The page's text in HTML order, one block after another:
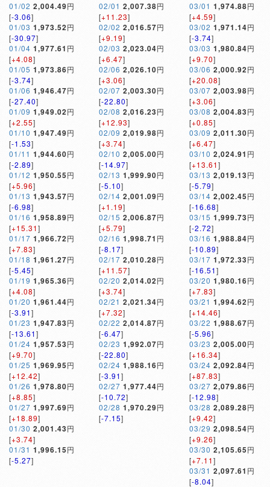
01/02 2,004.49円
[-3.06]
01/03 1,973.52円
[-30.97]
01/04 1,977.61 円
[+4.08]
01/05 1,973.86円
[-3.74]
01/06 1,946.47円
[-27.40]
01/09 1,949.02円
[+2.55]
01/10 1,947.49円
[-1.53]
01/11 1,944.60円
[-2.89]
01/12 1,950.55円
[+5.96]
01/13 1,943.57円
[-6.98]
01/16 1,958.89円
[+15.31]
01/17 1,966.72円
[+7.83]
01/18 1,961.27円
[-5.45]
01/19 1,965.36円
[+4.08]
01/20 1,961.44円
[-3.91]
01/23 1,947.83円
[-13.61]
01/24 1,957.53円
[+9.70]
01/25 1,969.95円
[+12.42]
01/26 1,978.80円
[+8.85]
01/27 1,997.69円
[+18.89]
01/30 2,001.43円
[+3.74]
01/31 1,996.15円
[-5.27]
02/01 2,007.38円
[+11.23]
02/02 2,016.57円
[+9.19]
02/03 2,023.04円
[+6.47]
02/06 2,026.10円
[+3.06]
02/07 2,003.30円
[-22.80]
02/08 2,016.23円
[+12.93]
02/09 2,019.98円
[+3.74]
02/10 2,005.00円
[-14.97]
02/13 1,999.90円
[-5.10]
02/14 2,001.09円
[+1.19]
02/15 2,006.87円
[+5.79]
02/16 1,998.71 円
[-8.17]
02/17 2,010.28円
[+11.57]
02/20 2,014.02円
[+3.74]
02/21 2,021.34円
[+7.32]
02/22 2,014.87円
[-6.47]
02/23 1,992.07円
[-22.80]
02/24 1,988.16円
[-3.91]
02/27 1,977.44円
[-10.72]
02/28 1,970.29円
[-7.15]
03/01 1,974.88円
[+4.59]
03/02 1,971.14円
[-3.74]
03/03 1,980.84円
[+9.70]
03/06 2,000.92円
[+20.08]
03/07 2,003.98円
[+3.06]
03/08 2,004.83円
[+0.85]
03/09 2,011.30円
[+6.47]
03/10 2,024.91 円
[+13.61]
03/13 2,019.13円
[-5.79]
03/14 2,002.45円
[-16.68]
03/15 1,999.73円
[-2.72]
03/16 1,988.84円
[-10.89]
03/17 1,972.33円
[-16.51]
03/20 1,980.16円
[+7.83]
03/21 1,994.62円
[+14.46]
03/22 1,988.67円
[-5.96]
03/23 2,005.00円
[+16.34]
03/24 2,092.84円
[+87.83]
03/27 2,079.86円
[-12.98]
03/28 2,089.28円
[+9.42]
03/29 2,098.54円
[+9.26]
03/30 2,105.65円
[+7.11]
03/31 2,097.61 円
[-8.04]